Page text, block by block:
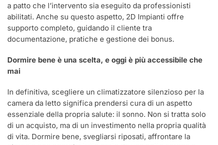
a patto che l’intervento sia eseguito da professionisti
abilitati. Anche su questo aspetto, 2D Impianti offre
supporto completo, guidando il cliente tra
documentazione, pratiche e gestione dei bonus.
Dormire bene è una scelta, e oggi è più accessibile che
mai
In definitiva, scegliere un climatizzatore silenzioso per la
camera da letto significa prendersi cura di un aspetto
essenziale della propria salute: il sonno. Non si tratta solo
di un acquisto, ma di un investimento nella propria qualità
di vita. Dormire bene, svegliarsi riposati, affrontare la